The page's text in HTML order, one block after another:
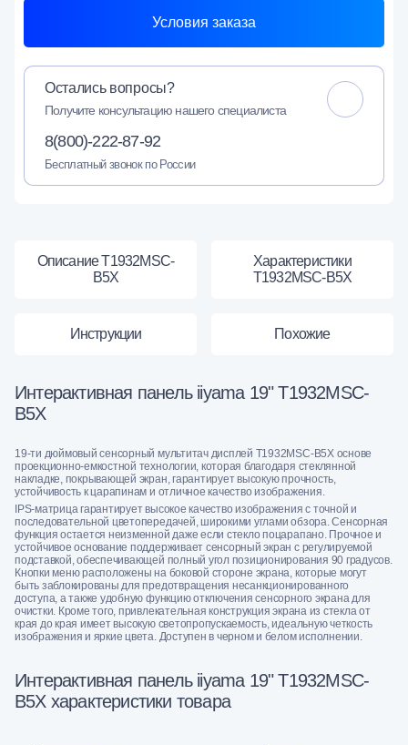
Условия заказа
Остались вопросы?
Получите консультацию нашего специалиста
8(800)-222-87-92
Бесплатный звонок по России
Описание T1932MSC-
B5X
Характеристики
T1932MSC-B5X
Инструкции Похожие
Интерактивная панель iiyama 19" T1932MSC-
B5X
19-ти дюймовый сенсорный мультитач дисплей T1932MSC-B5X основе
проекционно-емкостной технологии, которая благодаря стеклянной
накладке, покрывающей экран, гарантирует высокую прочность,
устойчивость к царапинам и отличное качество изображения.
IPS-матрица гарантирует высокое качество изображения с точной и
последовательной цветопередачей, широкими углами обзора. Сенсорная
функция остается неизменной даже если стекло поцарапано. Прочное и
устойчивое основание поддерживает сенсорный экран с регулируемой
подставкой, обеспечивающей полный угол позиционирования 90 градусов.
Кнопки меню расположены на боковой стороне экрана, которые могут
быть заблокированы для предотвращения несанкционированного
доступа, а также удобную функцию отключения сенсорного экрана для
очистки. Кроме того, привлекательная конструкция экрана из стекла от
края до края имеет высокую светопропускаемость, идеальную четкость
изображения и яркие цвета. Доступен в черном и белом исполнении.
Интерактивная панель iiyama 19" T1932MSC-
B5X характеристики товара